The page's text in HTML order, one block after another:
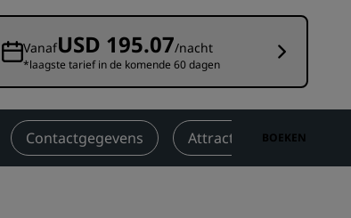
Bezoek onze blog
Radisson Rewards
Ontdek Radisson Rewards
Voordelen
Hoe u punten kunt gebruiken
VanafUSD 195.07/nacht
*laagste tarief in de komende 60 dagen
Contactgegevens Attracties in de buurt
BOEKEN